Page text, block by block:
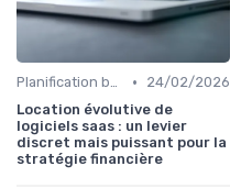
Planification budgétaire •
24/02/2026
Location évolutive de
logiciels saas : un levier
discret mais puissant pour la
stratégie financière